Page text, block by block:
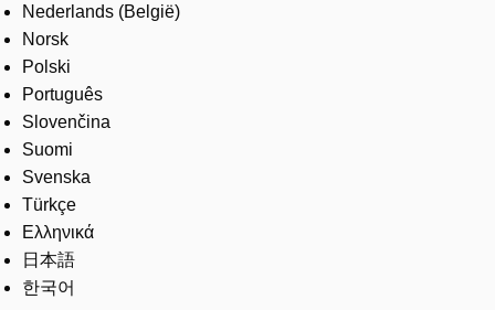
Nederlands (België)
Norsk
Polski
Português
Slovenčina
Suomi
Svenska
Türkçe
Ελληνικά
日本語
한국어